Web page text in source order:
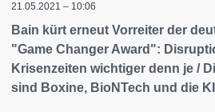
21.05.2021 – 10:06
Bain kürt erneut Vorreiter der
"Game Changer Award":
Krisenzeiten wichtiger denn je /
sind Boxine, BioNTech und die